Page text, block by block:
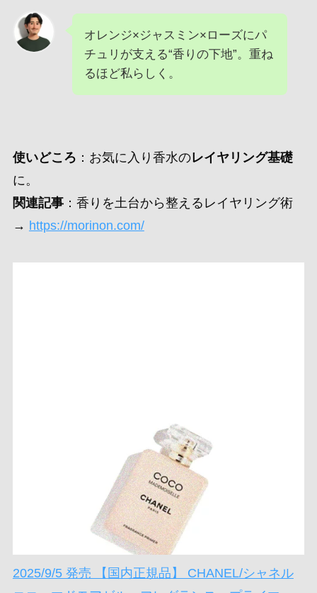
オレンジ×ジャスミン×ローズにパ
チュリが支える“香りの下地”。重ね
るほど私らしく。
使いどころ ：お気に入り香水のレイヤリング基礎
に。
関連記事：香りを土台から整えるレイヤリング術
→ https://morinon.com/
2025/9/5 発売 【国内正規品】 CHANEL/シャネル